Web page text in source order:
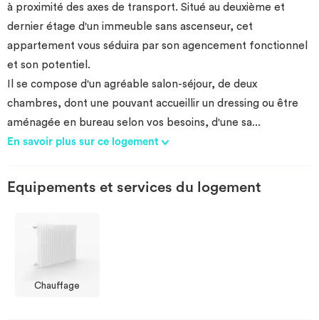
à proximité des axes de transport. Situé au deuxième et
dernier étage d'un immeuble sans ascenseur, cet
appartement vous séduira par son agencement fonctionnel
et son potentiel.
Il se compose d'un agréable salon-séjour, de deux
chambres, dont une pouvant accueillir un dressing ou être
aménagée en bureau selon vos besoins, d'une sa...
En savoir plus sur ce logement
Equipements et services du logement
Chauffage